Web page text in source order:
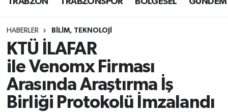
HABERLER BILIM, TEKNOLOJI
KTÜ İLAFAR
ile Venomx Firması
Arasında Araştırma İş
Birliği Protokolü İmzalandı
Namaz Vakitleri
Trafik Durumu
Süper Lig Puan Durumu ve Fikstür
Tüm Manşetler
Son Dakika Haberleri